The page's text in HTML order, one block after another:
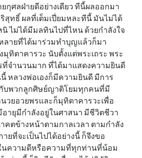
กุศลฝ่ายดีอย่างเดียว ทีนี้ผลออกมา
สุทธิ์ ผลที่เต็มเปี่ยมหละทีนี้ มันไม่ได้
นิ ไม่ได้มีมลทินไปที่ไหน ด้วยกำลังใจ
ลายที่ได้มาร่วมทำบุญแล้วก็มา
ทิตาคารวะ นับตั้งแต่พระเถระ พระ
ที่จำนวนมาก ที่ได้มาแสดงความยินดี
หลวงพ่อเองก็มีความยินดี มีการ
บพวกลูกศิษย์ญาติโยมทุกคนที่มี
วยอวยพรและก็มุทิตาคารวะเพื่อ
อายุมีกำลังอยู่ในศาสนา มีชีวิตชีวา
คตข้างหน้าตามกาลเวลา ตามกำลัง
ยที่จะเป็นไปได้อย่างนี้ ก็จึงขอ
นความดีหรือความที่ทุกท่านที่น้อม